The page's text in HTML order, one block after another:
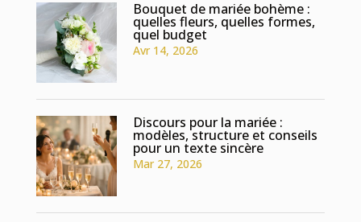
Bouquet de mariée bohème :
quelles fleurs, quelles formes,
quel budget
Avr 14, 2026
Discours pour la mariée :
modèles, structure et conseils
pour un texte sincère
Mar 27, 2026